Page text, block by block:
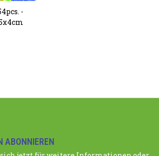
-
ABONNIEREN